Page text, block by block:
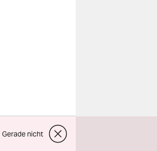
Gerade nicht